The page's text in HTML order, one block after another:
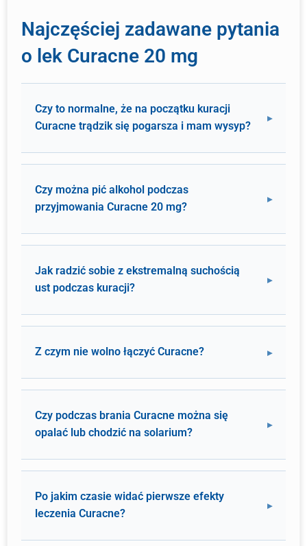
Najczęściej zadawane pytania
o lek Curacne 20 mg
Czy to normalne, że na początku kuracji
Curacne trądzik się pogarsza i mam wysyp?
Czy można pić alkohol podczas
przyjmowania Curacne 20 mg?
Jak radzić sobie z ekstremalną suchością
ust podczas kuracji?
Z czym nie wolno łączyć Curacne?
Czy podczas brania Curacne można się
opalać lub chodzić na solarium?
Po jakim czasie widać pierwsze efekty
leczenia Curacne?